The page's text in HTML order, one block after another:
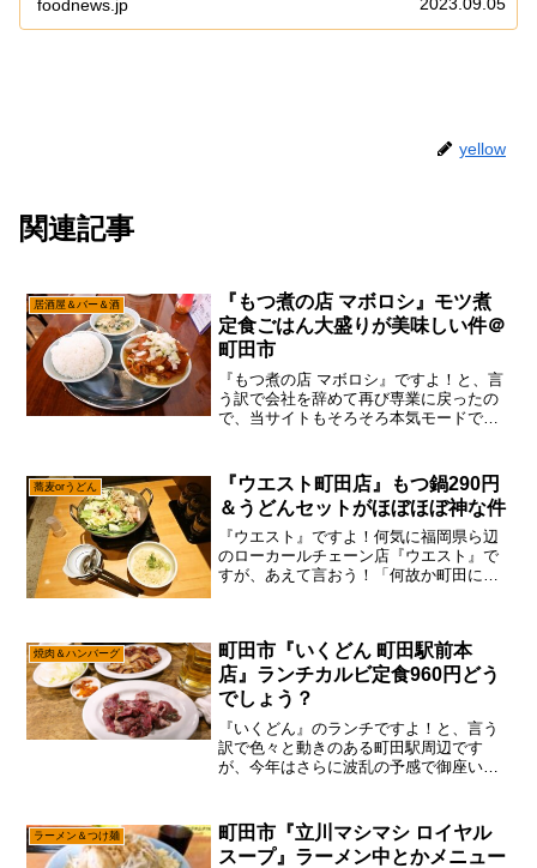
foodnews.jp
yellow
関連記事
居酒屋＆バー＆酒
『もつ煮の店 マボロシ』モツ煮
定食ごはん大盛りが美味しい件＠
町田市
『もつ煮の店 マボロシ』ですよ！と、言
う訳で会社を辞めて再び専業に戻ったの
で、当サイトもそろそろ本気モードでし
は『もつ煮の店 マボロシ』に行くでし
ょ？言わずもがなですが...
蕎麦orうどん
『ウエスト町田店』もつ鍋290円
＆うどんセットがほぼほぼ神な件
『ウエスト』ですよ！何気に福岡県ら辺
のローカールチェーン店『ウエスト』で
すが、あえて言おう！「何故か町田にも
ん”を町田でエンジョイ出...
焼肉＆ハンバーグ
町田市『いくどん 町田駅前本
店』ランチカルビ定食960円どう
でしょう？
『いくどん』のランチですよ！と、言う
訳で色々と動きのある町田駅周辺です
が、今年はさらに波乱の予感で御座いま
焼肉店は淘汰されたけれども、あえて言
おう！「町田駅周辺、飲食店多...
ラーメン＆つけ麺
町田市『立川マシマシ ロイヤル
スープ』ラーメン中とかメニュー